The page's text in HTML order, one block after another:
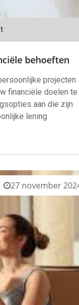
behoeften
projecten
financiële doelen te
aan die zijn
lening
27 november